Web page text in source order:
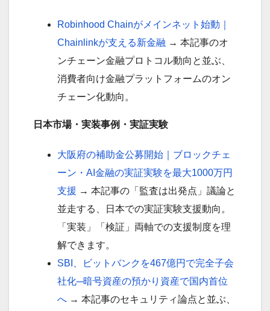
Robinhood Chainがメインネット始動｜
Chainlinkが支える新金融 → 本記事のオ
ンチェーン金融プロトコル動向と並ぶ、
消費者向け金融プラットフォームのオン
チェーン化動向。
日本市場・実装事例・実証実験
大阪府の補助金公募開始｜ブロックチェ
ーン・AI金融の実証実験を最大1000万円
支援 → 本記事の「監査は出発点」議論と
並走する、日本での実証実験支援動向。
「実装」「検証」両軸での支援制度を理
解できます。
SBI、ビットバンクを467億円で完全子会
社化─暗号資産の預かり資産で国内首位
へ → 本記事のセキュリティ論点と並ぶ、